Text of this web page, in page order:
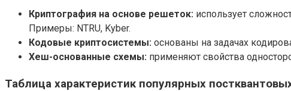
Криптография на основе решеток: использует
Примеры: NTRU, Kyber.
Кодовые криптосистемы: основаны на задачах
Хеш-основанные схемы: применяют свойства
Таблица характеристик популярных